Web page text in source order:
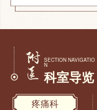
SECTION NAVIGATIO
N
科室导览
疼痛科